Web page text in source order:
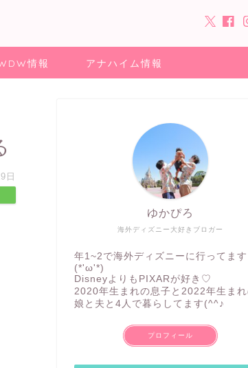
情報 アナハイム情報
日
海外ディズニー大好きブロガー
ゆかぴろ
年1~2で海外ディズニーに行ってます
(*'ω'*)
DisneyよりもPIXARが好き♡
2020年生まれの息子と2022年生ま
娘と夫と4人で暮らしてます(^^♪
プロフィール